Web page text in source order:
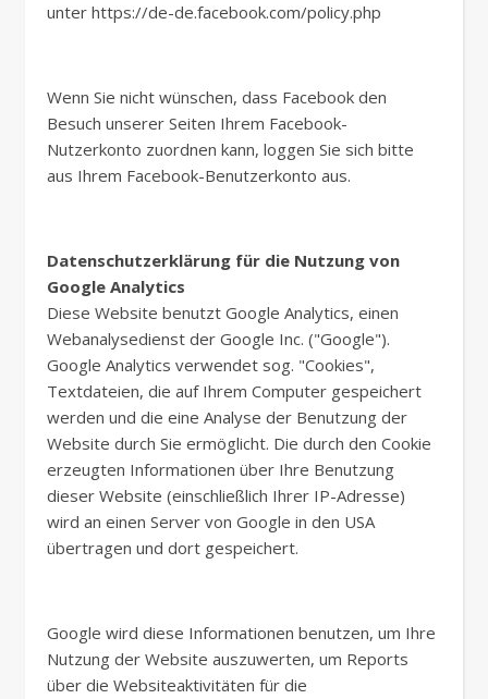
unter https://de-de.facebook.com/policy.php
Wenn Sie nicht wünschen, dass Facebook den
Besuch unserer Seiten Ihrem Facebook-
Nutzerkonto zuordnen kann, loggen Sie sich bitte
aus Ihrem Facebook-Benutzerkonto aus.
Datenschutzerklärung für die Nutzung von
Google Analytics
Diese Website benutzt Google Analytics, einen
Webanalysedienst der Google Inc. ("Google").
Google Analytics verwendet sog. "Cookies",
Textdateien, die auf Ihrem Computer gespeichert
werden und die eine Analyse der Benutzung der
Website durch Sie ermöglicht. Die durch den Cookie
erzeugten Informationen über Ihre Benutzung
dieser Website (einschließlich Ihrer IP-Adresse)
wird an einen Server von Google in den USA
übertragen und dort gespeichert.
Google wird diese Informationen benutzen, um Ihre
Nutzung der Website auszuwerten, um Reports
über die Websiteaktivitäten für die